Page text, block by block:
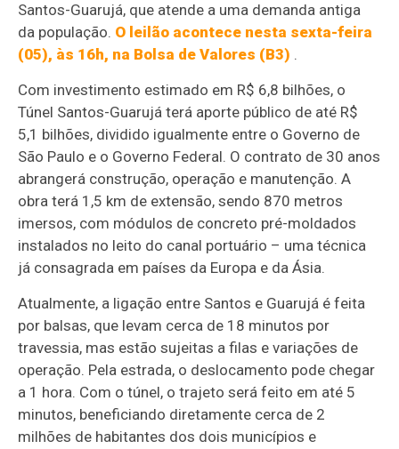
Santos-Guarujá, que atende a uma demanda antiga
da população. O leilão acontece nesta sexta-feira
(05), às 16h, na Bolsa de Valores (B3) .
Com investimento estimado em R$ 6,8 bilhões, o
Túnel Santos-Guarujá terá aporte público de até R$
5,1 bilhões, dividido igualmente entre o Governo de
São Paulo e o Governo Federal. O contrato de 30 anos
abrangerá construção, operação e manutenção. A
obra terá 1,5 km de extensão, sendo 870 metros
imersos, com módulos de concreto pré-moldados
instalados no leito do canal portuário – uma técnica
já consagrada em países da Europa e da Ásia.
Atualmente, a ligação entre Santos e Guarujá é feita
por balsas, que levam cerca de 18 minutos por
travessia, mas estão sujeitas a filas e variações de
operação. Pela estrada, o deslocamento pode chegar
a 1 hora. Com o túnel, o trajeto será feito em até 5
minutos, beneficiando diretamente cerca de 2
milhões de habitantes dos dois municípios e